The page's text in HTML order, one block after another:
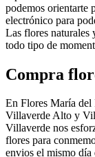
podemos orientarte
electrónico para
Las flores naturales
todo tipo de
Compra
En Flores María del
Villaverde Alto y
Villaverde nos
flores para
envios el mismo día